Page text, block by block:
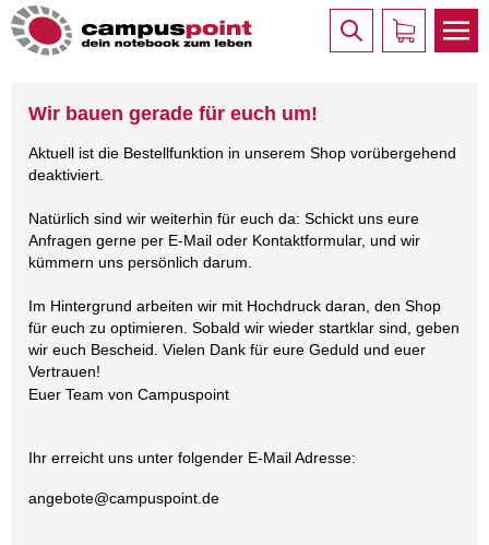
Wir bauen gerade für euch um!
Aktuell ist die Bestellfunktion in unserem Shop vorübergehend
deaktiviert.
Natürlich sind wir weiterhin für euch da: Schickt uns eure
Anfragen gerne per E-Mail oder Kontaktformular, und wir
kümmern uns persönlich darum.
Im Hintergrund arbeiten wir mit Hochdruck daran, den Shop
für euch zu optimieren. Sobald wir wieder startklar sind, geben
wir euch Bescheid. Vielen Dank für eure Geduld und euer
Vertrauen!
Euer Team von Campuspoint
Ihr erreicht uns unter folgender E-Mail Adresse:
angebote@campuspoint.de